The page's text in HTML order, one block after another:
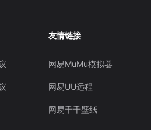
友情链接
网易MuMu模拟器
网易UU远程
网易千千壁纸